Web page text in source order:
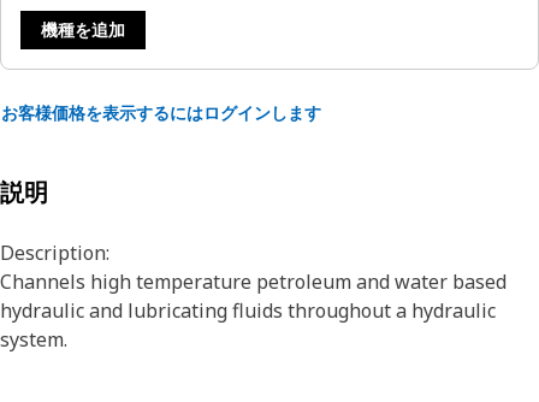
機種を追加
お客様価格を表示するにはログインします
説明
Description:
Channels high temperature petroleum and water based
hydraulic and lubricating fluids throughout a hydraulic
system.